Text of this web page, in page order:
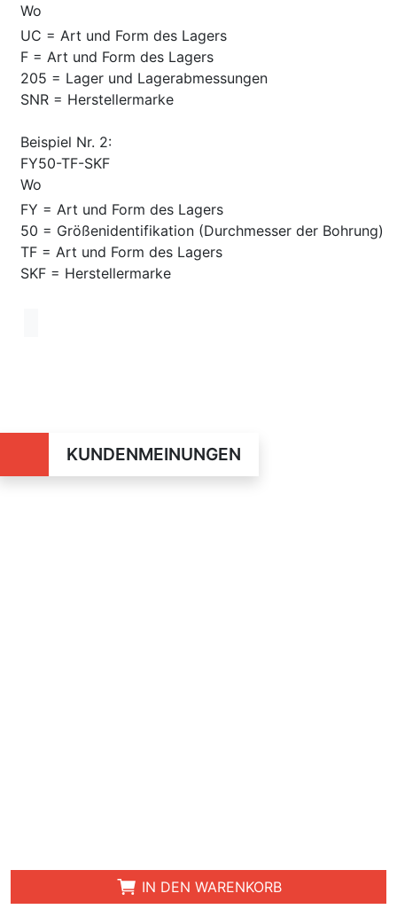
Wo
UC = Art und Form des Lagers
F = Art und Form des Lagers
205 = Lager und Lagerabmessungen
SNR = Herstellermarke
Beispiel Nr. 2:
FY50-TF-SKF
Wo
FY = Art und Form des Lagers
50 = Größenidentifikation (Durchmesser der Bohrung)
TF = Art und Form des Lagers
SKF = Herstellermarke
KUNDENMEINUNGEN
IN DEN WARENKORB